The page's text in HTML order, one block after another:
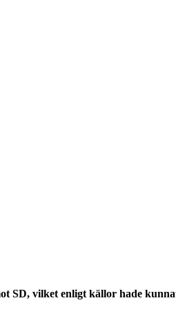
SD, vilket enligt källor hade